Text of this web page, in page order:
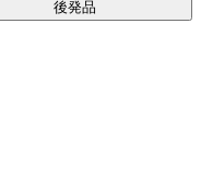
後発品